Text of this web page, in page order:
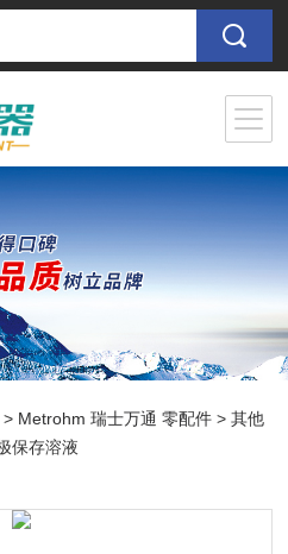
> Metrohm 瑞士万通 零配件 >其他
保存溶液